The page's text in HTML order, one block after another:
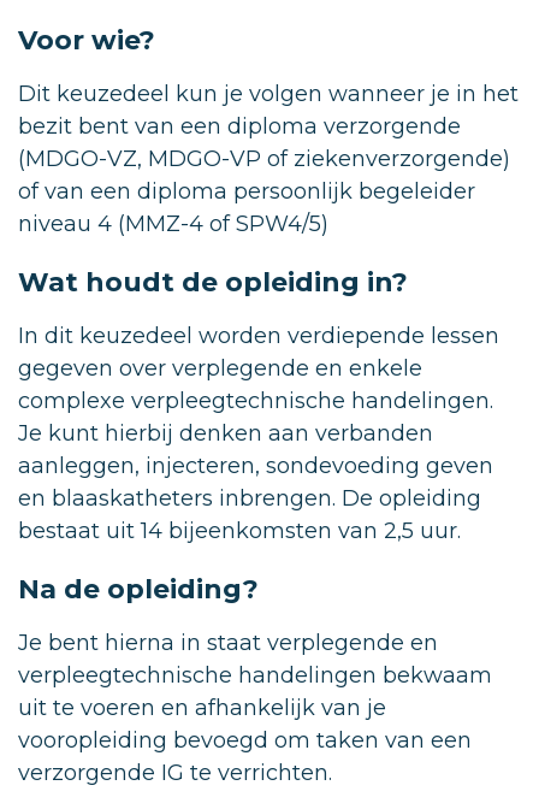
Voor wie?
Dit keuzedeel kun je volgen wanneer je in het
bezit bent van een diploma verzorgende
(MDGO-VZ, MDGO-VP of ziekenverzorgende)
of van een diploma persoonlijk begeleider
niveau 4 (MMZ-4 of SPW4/5)
Wat houdt de opleiding in?
In dit keuzedeel worden verdiepende lessen
gegeven over verplegende en enkele
complexe verpleegtechnische handelingen.
Je kunt hierbij denken aan verbanden
aanleggen, injecteren, sondevoeding geven
en blaaskatheters inbrengen. De opleiding
bestaat uit 14 bijeenkomsten van 2,5 uur.
Na de opleiding?
Je bent hierna in staat verplegende en
verpleegtechnische handelingen bekwaam
uit te voeren en afhankelijk van je
vooropleiding bevoegd om taken van een
verzorgende IG te verrichten.